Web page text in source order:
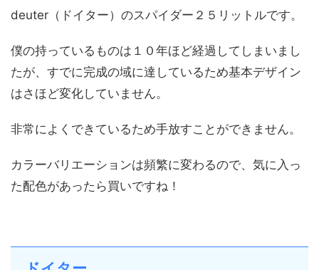
deuter（ドイター）のスパイダー２５リットルです。
僕の持っているものは１０年ほど経過してしまいまし
たが、すでに完成の域に達しているため基本デザイン
はさほど変化していません。
非常によくできているため手放すことができません。
カラーバリエーションは頻繁に変わるので、気に入っ
た配色があったら買いですね！